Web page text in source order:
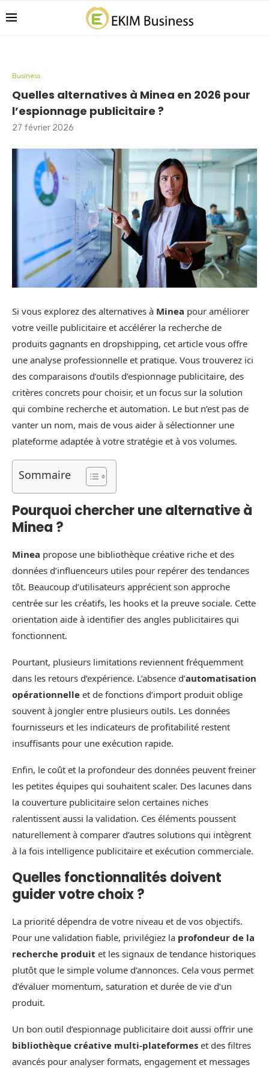
Business
Quelles alternatives à Minea en 2026 pour
l’espionnage publicitaire ?
27 février 2026
Si vous explorez des alternatives à Minea pour améliorer
votre veille publicitaire et accélérer la recherche de
produits gagnants en dropshipping, cet article vous offre
une analyse professionnelle et pratique. Vous trouverez ici
des comparaisons d’outils d’espionnage publicitaire, des
critères concrets pour choisir, et un focus sur la solution
qui combine recherche et automation. Le but n’est pas de
vanter un nom, mais de vous aider à sélectionner une
plateforme adaptée à votre stratégie et à vos volumes.
Sommaire
Pourquoi chercher une alternative à
Minea ?
Minea propose une bibliothèque créative riche et des
données d’influenceurs utiles pour repérer des tendances
tôt. Beaucoup d’utilisateurs apprécient son approche
centrée sur les créatifs, les hooks et la preuve sociale. Cette
orientation aide à identifier des angles publicitaires qui
fonctionnent.
Pourtant, plusieurs limitations reviennent fréquemment
dans les retours d’expérience. L’absence d’automatisation
opérationnelle et de fonctions d’import produit oblige
souvent à jongler entre plusieurs outils. Les données
fournisseurs et les indicateurs de profitabilité restent
insuffisants pour une exécution rapide.
Enfin, le coût et la profondeur des données peuvent freiner
les petites équipes qui souhaitent scaler. Des lacunes dans
la couverture publicitaire selon certaines niches
ralentissent aussi la validation. Ces éléments poussent
naturellement à comparer d’autres solutions qui intègrent
à la fois intelligence publicitaire et exécution commerciale.
Quelles fonctionnalités doivent
guider votre choix ?
La priorité dépendra de votre niveau et de vos objectifs.
Pour une validation fiable, privilégiez la profondeur de la
recherche produit et les signaux de tendance historiques
plutôt que le simple volume d’annonces. Cela vous permet
d’évaluer momentum, saturation et durée de vie d’un
produit.
Un bon outil d’espionnage publicitaire doit aussi offrir une
bibliothèque créative multi-plateformes et des filtres
avancés pour analyser formats, engagement et messages